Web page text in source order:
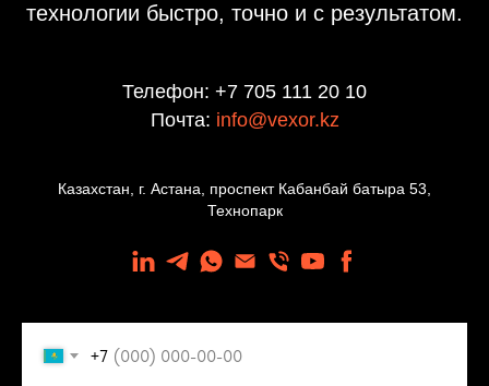
технологии быстро, точно и с результатом.
Телефон: +7 705 111 20 10
Почта: info@vexor.kz
Казахстан, г. Астана, проспект Кабанбай батыра 53,
Технопарк
+7